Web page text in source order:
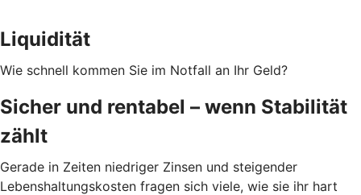
Liquidität
Wie schnell kommen Sie im Notfall an Ihr Geld?
Sicher und rentabel – wenn Stabilität
zählt
Gerade in Zeiten niedriger Zinsen und steigender
Lebenshaltungskosten fragen sich viele, wie sie ihr hart